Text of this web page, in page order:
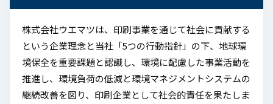
株式会社ウエマツは、印刷事業を通じて社会に貢献する
という企業理念と当社「5つの行動指針」の下、地球環
境保全を重要課題と認識し、環境に配慮した事業活動を
推進し、環境負荷の低減と環境マネジメントシステムの
継続改善を図り、印刷企業として社会的責任を果たしま